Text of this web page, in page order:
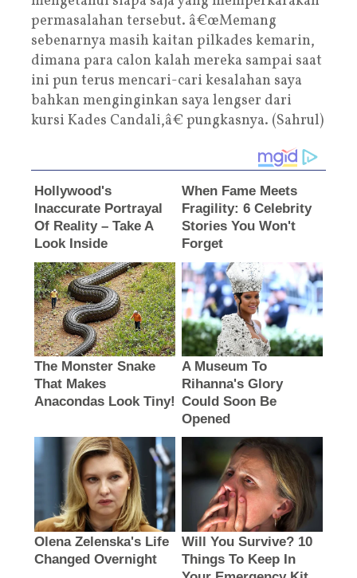
permasalahan tersebut. â€œMemang
sebenarnya masih kaitan pilkades kemarin,
dimana para calon kalah mereka sampai saat
ini pun terus mencari-cari kesalahan saya
bahkan menginginkan saya lengser dari
kursi Kades Candali,â€ pungkasnya. (Sahrul)